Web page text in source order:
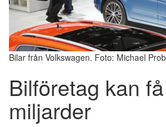
Bilar från Volkswagen. Foto: Michael
Bilföretag kan
miljarder